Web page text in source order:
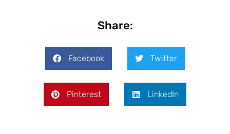
Share:
Facebook Twitter
Pinterest LinkedIn